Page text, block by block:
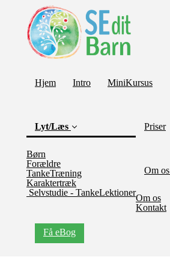
Hjem Intro MiniKursus
Lyt/Læs
Børn
Forældre
TankeTræning
Karaktertræk
Selvstudie - TankeLektioner
Priser
Om os
Om os
Kontakt
Få eBog